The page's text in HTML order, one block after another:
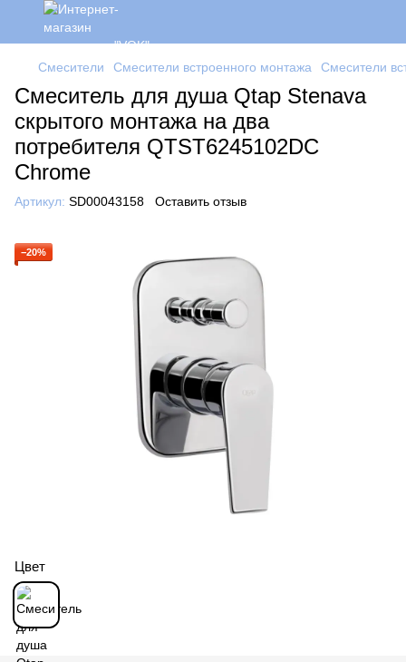
Смесители Смесители встроенного монтажа Смесители
Смеситель для душа Qtap Stenava
скрытого монтажа на два
потребителя QTST6245102DC
Chrome
Артикул: SD00043158 Оставить отзыв
−20%
Цвет